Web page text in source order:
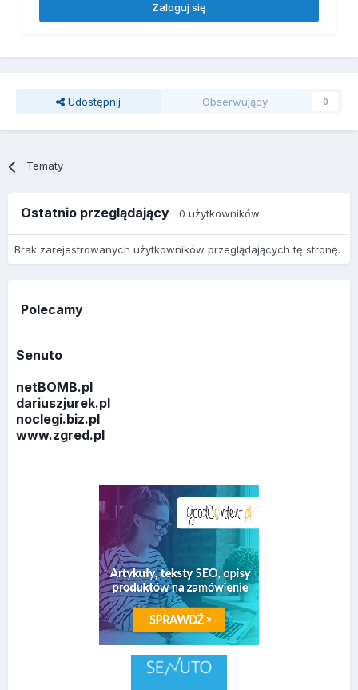
Zaloguj się
Udostępnij Obserwujący 0
Tematy
Ostatnio przeglądający 0 użytkowników
Brak zarejestrowanych użytkowników przeglądających tę stronę.
Polecamy
Senuto
netBOMB.pl
dariuszjurek.pl
noclegi.biz.pl
www.zgred.pl